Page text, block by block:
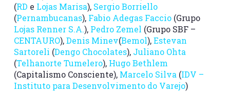
(RD e Lojas Marisa), Sergio Borriello
(Pernambucanas), Fabio Adegas Faccio(Grupo
Lojas Renner S.A.), Pedro Zemel (Grupo SBF –
CENTAURO),Denis Minev(Bemol),Estevan
Sartoreli (Dengo Chocolates), Juliano Ohta
(Telhanorte Tumelero), Hugo Bethlem
(Capitalismo Consciente), Marcelo Silva (IDV –
Instituto para Desenvolvimento do Varejo)